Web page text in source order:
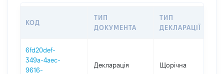
КОД
ТИП
ДОКУМЕНТА
ТИП
ДЕКЛАРАЦІЇ
6fd20def-
349a-4aec-
9616-
Декларація Щорічна